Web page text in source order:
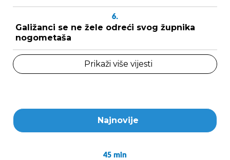
6.
Galižanci se ne žele odreći svog župnika
nogometaša
Prikaži više vijesti
Najnovije
45 min